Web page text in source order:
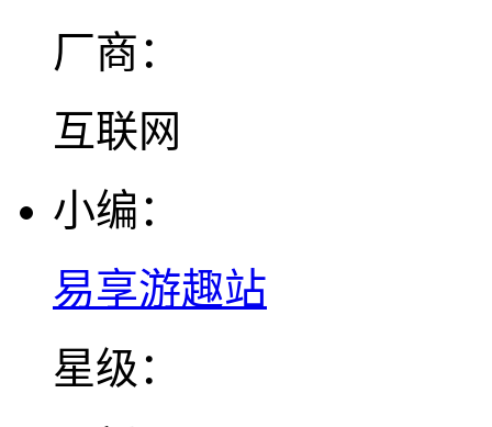
厂商：
互联网
小编：
易享游趣站
星级：